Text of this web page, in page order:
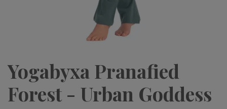
Yogabyxa Pranafied
Forest - Urban Goddess